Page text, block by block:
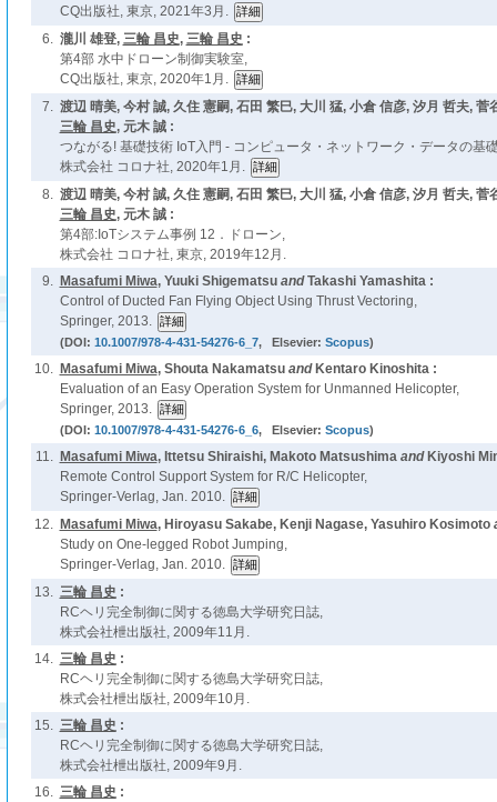
CQ出版社, 東京, 2021年3月.
6. 瀧川 雄登, 三輪 昌史, 三輪 昌史 :
第4部 水中ドローン制御実験室,
CQ出版社, 東京, 2020年1月.
7. 渡辺 晴美, 今村 誠, 久住 憲嗣, 石田 繁巳, 大川 猛, 小倉 信彦, 汐月 哲夫, 菅
三輪 昌史, 元木 誠 :
つながる! 基礎技術 IoT入門 - コンピュータ・ネットワーク・データの基
株式会社 コロナ社, 2020年1月.
8. 渡辺 晴美, 今村 誠, 久住 憲嗣, 石田 繁巳, 大川 猛, 小倉 信彦, 汐月 哲夫, 菅
三輪 昌史, 元木 誠 :
第4部:IoTシステム事例 12．ドローン,
株式会社 コロナ社, 東京, 2019年12月.
9.
Masafumi Miwa, Yuuki ShigematsuandTakashi Yamashita :
Control of Ducted Fan Flying Object Using Thrust Vectoring,
Springer, 2013.
(DOI: 10.1007/978-4-431-54276-6_7, Elsevier: Scopus)
10. Masafumi Miwa, Shouta Nakamatsuand Kentaro Kinoshita :
Evaluation of an Easy Operation System for Unmanned Helicopter,
Springer, 2013.
(DOI: 10.1007/978-4-431-54276-6_6, Elsevier: Scopus)
11. Masafumi Miwa, Ittetsu Shiraishi, Makoto Matsushimaand Kiyoshi
Remote Control Support System for R/C Helicopter,
Springer-Verlag, Jan. 2010.
12.
Masafumi Miwa, Hiroyasu Sakabe, Kenji Nagase, Yasuhiro Kosimoto
Study on One-legged Robot Jumping,
Springer-Verlag, Jan. 2010.
13. 三輪 昌史 :
RCヘリ完全制御に関する徳島大学研究日誌,
株式会社枻出版社, 2009年11月.
14. 三輪 昌史 :
RCヘリ完全制御に関する徳島大学研究日誌,
株式会社枻出版社, 2009年10月.
15. 三輪 昌史 :
RCヘリ完全制御に関する徳島大学研究日誌,
株式会社枻出版社, 2009年9月.
16. 三輪 昌史 :